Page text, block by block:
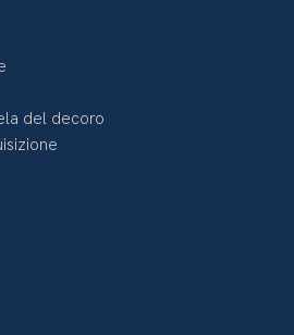
del decoro